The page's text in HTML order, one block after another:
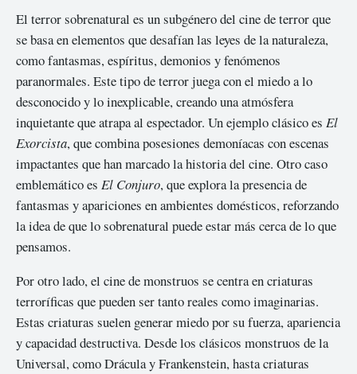
El terror sobrenatural es un subgénero del cine de terror que
se basa en elementos que desafían las leyes de la naturaleza,
como fantasmas, espíritus, demonios y fenómenos
paranormales. Este tipo de terror juega con el miedo a lo
desconocido y lo inexplicable, creando una atmósfera
inquietante que atrapa al espectador. Un ejemplo clásico es El
Exorcista, que combina posesiones demoníacas con escenas
impactantes que han marcado la historia del cine. Otro caso
emblemático es El Conjuro, que explora la presencia de
fantasmas y apariciones en ambientes domésticos, reforzando
la idea de que lo sobrenatural puede estar más cerca de lo que
pensamos.
Por otro lado, el cine de monstruos se centra en criaturas
terroríficas que pueden ser tanto reales como imaginarias.
Estas criaturas suelen generar miedo por su fuerza, apariencia
y capacidad destructiva. Desde los clásicos monstruos de la
Universal, como Drácula y Frankenstein, hasta criaturas